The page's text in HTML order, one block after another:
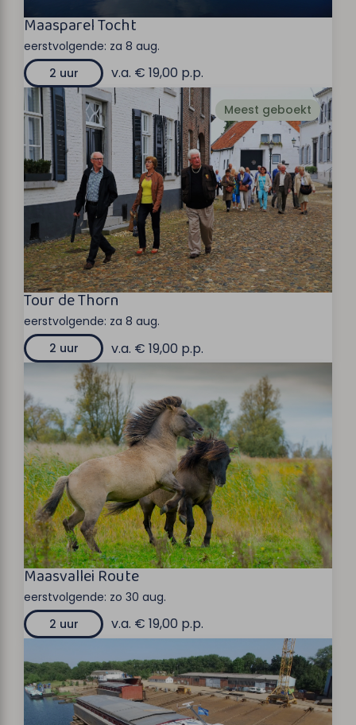
Maasparel Tocht
eerstvolgende: za 8 aug.
2 uur
v.a. € 19,00 p.p.
Meest geboekt
Tour de Thorn
eerstvolgende: za 8 aug.
2 uur
v.a. € 19,00 p.p.
Maasvallei Route
eerstvolgende: zo 30 aug.
2 uur
v.a. € 19,00 p.p.